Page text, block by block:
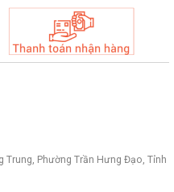
Phường Trần Hưng Đạo, Tỉnh